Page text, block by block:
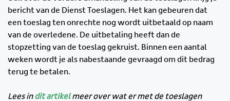
bericht van de Dienst Toeslagen. Het kan gebeuren dat
een toeslag ten onrechte nog wordt uitbetaald op naam
van de overledene. De uitbetaling heeft dan de
stopzetting van de toeslag gekruist. Binnen een aantal
weken wordt je als nabestaande gevraagd om dit bedrag
terug te betalen.
Lees indit artikelmeer over wat er met de toeslagen